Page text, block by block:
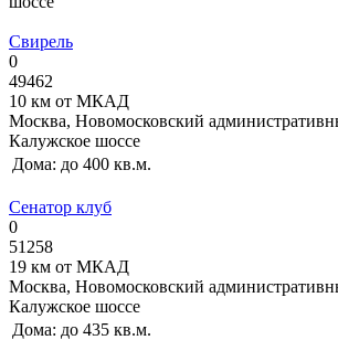
Свирель
0
49462
10 км от МКАД
Москва, Новомосковский
Калужское шоссе
Дома: до 400 кв.м.
Сенатор клуб
0
51258
19 км от МКАД
Москва, Новомосковский
Калужское шоссе
Дома: до 435 кв.м.